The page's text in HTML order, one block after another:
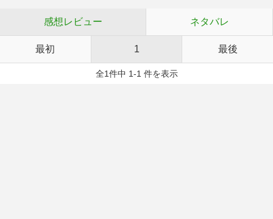
感想レビュー ネタバレ
最初 1 最後
全1件中 1-1 件を表示